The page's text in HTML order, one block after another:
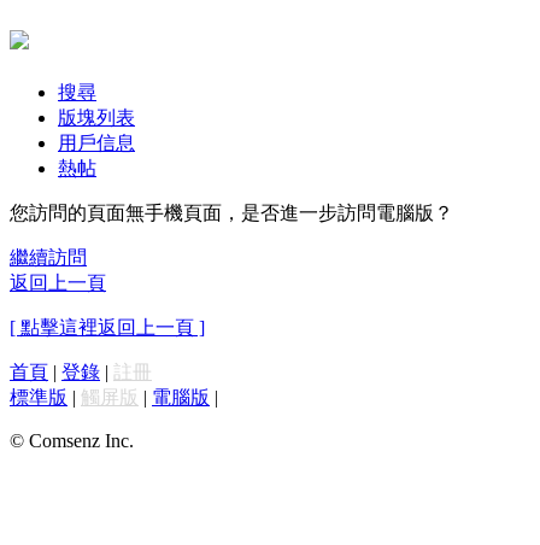
搜尋
版塊列表
用戶信息
熱帖
您訪問的頁面無手機頁面，是否進一步訪問電腦版？
繼續訪問
返回上一頁
[ 點擊這裡返回上一頁 ]
首頁 | 登錄 | 註冊
標準版 | 觸屏版 | 電腦版 |
© Comsenz Inc.